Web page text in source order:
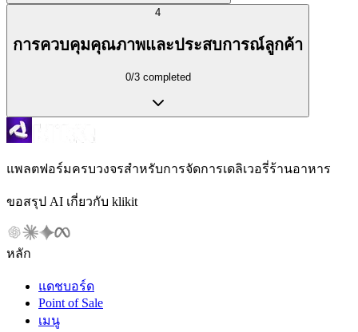
4
การควบคุมคุณภาพและประสบการณ์ลูกค้า
0/3completed
แพลตฟอร์มครบวงจรสำหรับการจัดการเดลิเวอรี่ร้านอาหาร
ขอสรุป AI เกี่ยวกับ klikit
หลัก
แดชบอร์ด
Point of Sale
เมนู